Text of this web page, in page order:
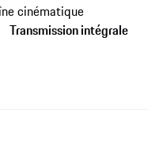
cinématique
Transmission intégrale